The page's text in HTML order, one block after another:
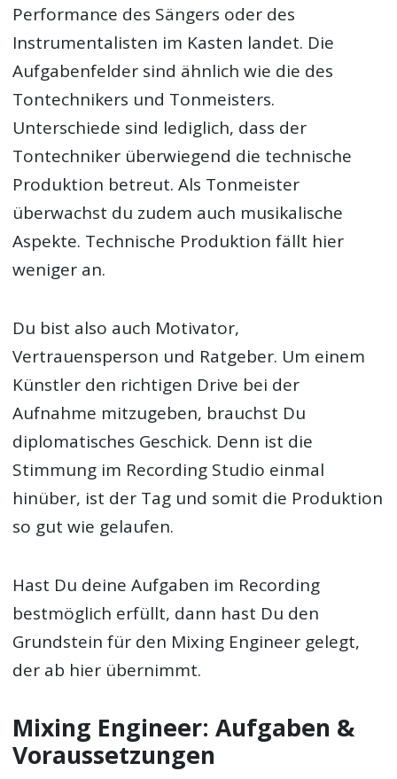
Performance des Sängers oder des
Instrumentalisten im Kasten landet. Die
Aufgabenfelder sind ähnlich wie die des
Tontechnikers und Tonmeisters.
Unterschiede sind lediglich, dass der
Tontechniker überwiegend die technische
Produktion betreut. Als Tonmeister
überwachst du zudem auch musikalische
Aspekte. Technische Produktion fällt hier
weniger an.
Du bist also auch Motivator,
Vertrauensperson und Ratgeber. Um einem
Künstler den richtigen Drive bei der
Aufnahme mitzugeben, brauchst Du
diplomatisches Geschick. Denn ist die
Stimmung im Recording Studio einmal
hinüber, ist der Tag und somit die Produktion
so gut wie gelaufen.
Hast Du deine Aufgaben im Recording
bestmöglich erfüllt, dann hast Du den
Grundstein für den Mixing Engineer gelegt,
der ab hier übernimmt.
Mixing Engineer: Aufgaben &
Voraussetzungen